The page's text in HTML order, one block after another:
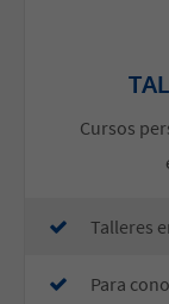
Cursos
​Talleres
​Para